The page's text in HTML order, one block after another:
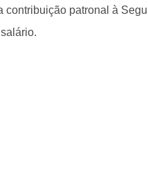
contribuição patronal à